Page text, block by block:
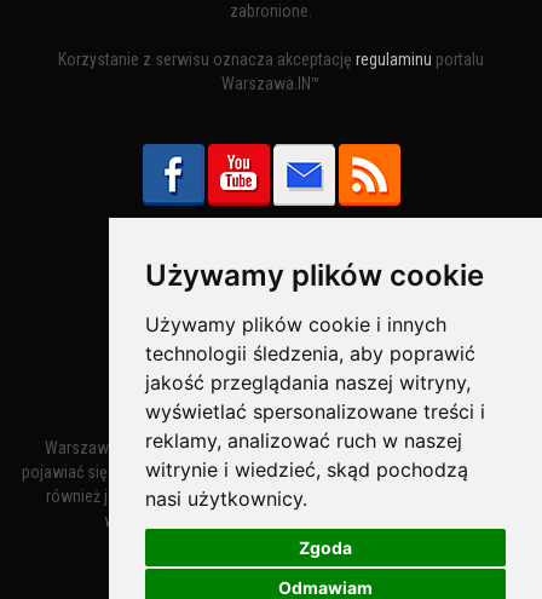
Używamy plików cookie
Używamy plików cookie i innych
technologii śledzenia, aby poprawić
jakość przeglądania naszej witryny,
wyświetlać spersonalizowane treści i
reklamy, analizować ruch w naszej
witrynie i wiedzieć, skąd pochodzą
nasi użytkownicy.
Zgoda
Odmawiam
zabronione.
Korzystanie z serwisu oznacza akceptację regulaminu portalu
Warszawa.IN™
Bezpieczne Płatności obsługuje:
Warszawa – miasto stołeczne Warszawa. Nazwa miasta zaczęła
pojawiać się w dokumentach w XIV wieku jako Warszewa, a od XV wieku
również jako Warszowa. Zmiana nazwy na Warszawa w XV wieku
wynikała z mazowieckiej wymowy dialektycznej.